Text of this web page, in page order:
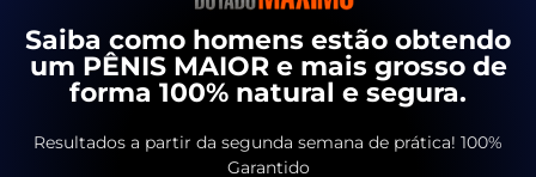
Saiba como homens estão obtendo
um PÊNIS MAIOR e mais grosso de
forma 100% natural e segura.
Resultados a partir da segunda semana de prática! 100%
Garantido